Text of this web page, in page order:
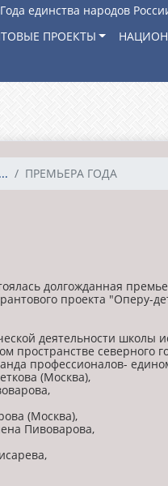
единства народов
ПРОЕКТЫ
ПРЕМЬЕРА ГОДА
долгожданная
проекта "Оперу-
деятельности школы
пространстве северного
профессионалов-
(Москва),
(Москва),
Пивоварова,